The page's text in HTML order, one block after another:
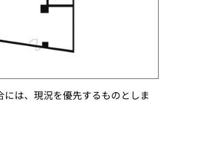
は、現況を優先するものとしま